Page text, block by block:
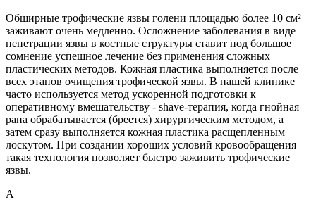
Обширные трофические язвы голени площадью более 10 см²
заживают очень медленно. Осложнение заболевания в виде
пенетрации язвы в костные структуры ставит под большое
сомнение успешное лечение без применения сложных
пластических методов. Кожная пластика выполняется после
всех этапов очищения трофической язвы. В нашей клинике
часто используется метод ускоренной подготовки к
оперативному вмешательству - shave-терапия, когда гнойная
рана обрабатывается (бреется) хирургическим методом, а
затем сразу выполняется кожная пластика расщепленным
лоскутом. При создании хороших условий кровообращения
такая технология позволяет быстро заживить трофические
язвы.
А